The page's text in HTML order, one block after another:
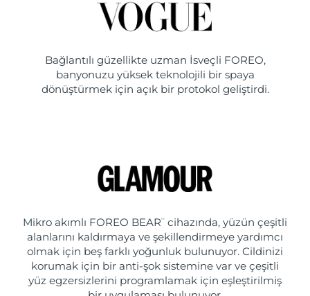
Bağlantılı güzellikte uzman İsveçli FOREO,
banyonuzu yüksek teknolojili bir spaya
dönüştürmek için açık bir protokol geliştirdi.
Mikro akımlı FOREO BEAR ™
cihazında, yüzün çeşitli
alanlarını kaldırmaya ve şekillendirmeye yardımcı
olmak için beş farklı yoğunluk bulunuyor. Cildinizi
korumak için bir anti-şok sistemine var ve çeşitli
yüz egzersizlerini programlamak için eşleştirilmiş